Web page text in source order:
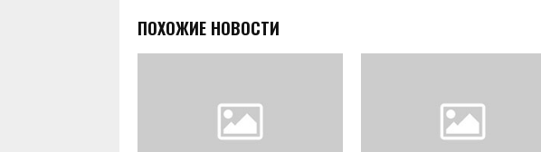
ПОХОЖИЕ НОВОСТИ